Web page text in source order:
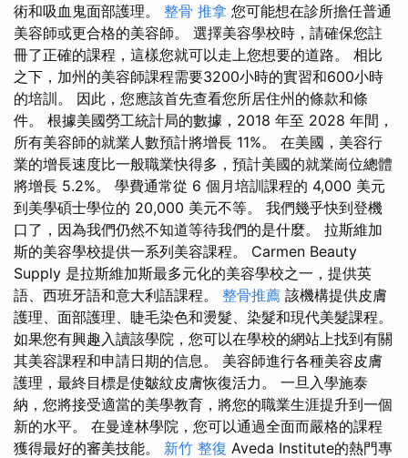
術和吸血鬼面部護理。 整骨 推拿 您可能想在診所擔任普通
美容師或更合格的美容師。 選擇美容學校時，請確保您註
冊了正確的課程，這樣您就可以走上您想要的道路。 相比
之下，加州的美容師課程需要3200小時的實習和600小時
的培訓。 因此，您應該首先查看您所居住州的條款和條
件。 根據美國勞工統計局的數據，2018 年至 2028 年間，
所有美容師的就業人數預計將增長 11%。 在美國，美容行
業的增長速度比一般職業快得多，預計美國的就業崗位總體
將增長 5.2%。 學費通常從 6 個月培訓課程的 4,000 美元
到美學碩士學位的 20,000 美元不等。 我們幾乎快到登機
口了，因為我們仍然不知道等待我們的是什麼。 拉斯維加
斯的美容學校提供一系列美容課程。 Carmen Beauty
Supply 是拉斯維加斯最多元化的美容學校之一，提供英
語、西班牙語和意大利語課程。 整骨推薦 該機構提供皮膚
護理、面部護理、睫毛染色和燙髮、染髮和現代美髮課程。
如果您有興趣入讀該學院，您可以在學校的網站上找到有關
其美容課程和申請日期的信息。 美容師進行各種美容皮膚
護理，最終目標是使皺紋皮膚恢復活力。 一旦入學施泰
納，您將接受適當的美學教育，將您的職業生涯提升到一個
新的水平。 在曼達林學院，您可以通過全面而嚴格的課程
獲得最好的審美技能。 新竹 整復 Aveda Institute的熱門專